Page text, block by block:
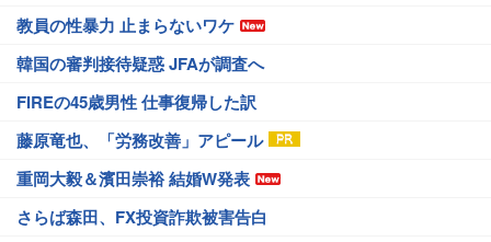
教員の性暴力 止まらないワケ
韓国の審判接待疑惑 JFAが調査へ
FIREの45歳男性 仕事復帰した訳
藤原竜也、「労務改善」アピール
重岡大毅＆濱田崇裕 結婚W発表
さらば森田、FX投資詐欺被害告白